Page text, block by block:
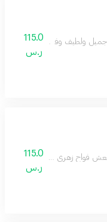
115.0
ر.س
115.0
ر.س